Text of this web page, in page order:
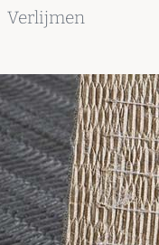
Verlijmen